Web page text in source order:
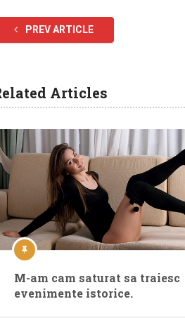
PREV ARTICLE
Articles
M-am cam saturat sa traiesc
evenimente istorice.